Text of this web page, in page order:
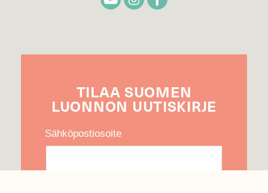
TILAA SUOMEN
LUONNON UUTIS­KIRJE
Sähköpostiosoite